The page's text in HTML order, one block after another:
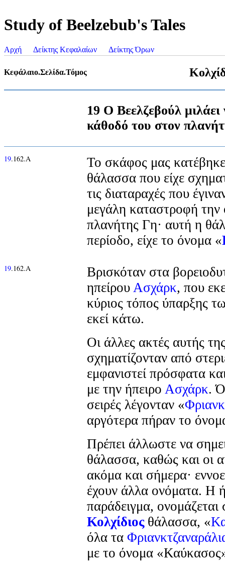
Study of Beelzebub's Tales
Αρχή Δείκτης Κεφαλαίων Δείκτης Όρων
Κεφάλαιο.Σελίδα.Τόμος
19 Ο Βεελζεβούλ μιλάει
κάθοδό του στον
19.162.Α
Το σκάφος μας
θάλασσα που είχε
τις διαταραχές που
μεγάλη καταστροφή την
πλανήτης Γη· αυτή η
περίοδο, είχε το όνομα «
19.162.Α
Βρισκόταν στα
ηπείρου Ασχάρκ, που
κύριος τόπος ύπαρξης
εκεί κάτω.
Οι άλλες ακτές αυτής
σχηματίζονταν από
εμφανιστεί πρόσφατα
με την ήπειρο Ασχάρκ.
σειρές λέγονταν «
αργότερα πήραν το
Πρέπει άλλωστε να
θάλασσα, καθώς και οι
ακόμα και σήμερα·
έχουν άλλα ονόματα. Η
παράδειγμα,
Κολχίδιος θάλασσα, «
όλα τα
με το όνομα